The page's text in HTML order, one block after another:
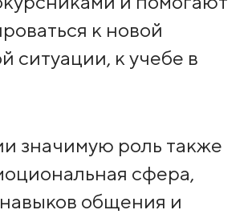
к новой
ситуации, к учебе в
значимую роль также
сфера,
общения и